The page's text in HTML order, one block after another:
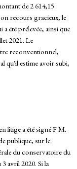
de 2 614,15
recours gracieux, le
été prélevée, ainsi que
2021. Le
reconventionnel,
qu'il estime avoir subi,
litige a été signé F M.
publique, sur le
du conservatoire du
avril 2020. Si la